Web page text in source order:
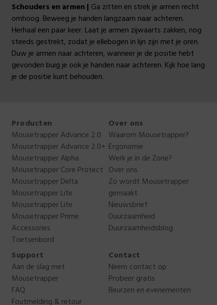
Schouders en armen | Ga zitten en strek je armen recht
omhoog. Beweeg je handen langzaam naar achteren.
Herhaal een paar keer. Laat je armen zijwaarts zakken, nog
steeds gestrekt, zodat je ellebogen in lijn zijn met je oren.
Duw je armen naar achteren, wanneer je de positie hebt
gevonden buig je ook je handen naar achteren. Kijk hoe lang
je de positie kunt behouden.
Producten
Mousetrapper Advance 2.0
Mousetrapper Advance 2.0+
Mousetrapper Alpha
Mousetrapper Core Protect
Mousetrapper Delta
Mousetrapper Lite
Mousetrapper Lite
Mousetrapper Prime
Accessories
Toetsenbord
Over ons
Waarom Mousetrapper?
Ergonomie
Werk je in de Zone?
Over ons
Zo wordt Mousetrapper
gemaakt
Nieuwsbrief
Duurzaamheid
Duurzaamheidsblog
Support
Aan de slag met
Mousetrapper
FAQ
Foutmelding & retour
Contact
Neem contact op
Probeer gratis
Beurzen en evenementen